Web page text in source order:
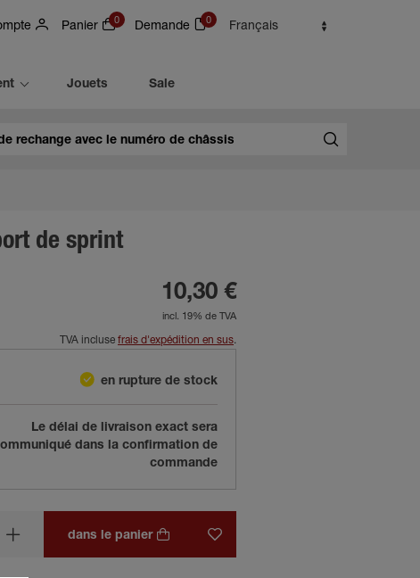
Panier 0 Demande 0 Français
Jouets Sale
de sprint
10,30 €
incl. 19% de TVA
TVA incluse frais d'expédition en sus.
en rupture de stock
Le délai de livraison exact sera
dans la confirmation de
commande
dans le panier